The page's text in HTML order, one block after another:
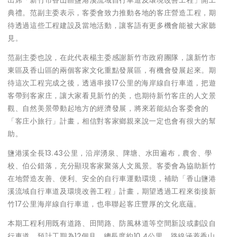
典禮。范副主委表示，客委會致力推動各地的客庄營造工程，期
待透過這些工程建設及當地活動，讓客語有更多機會能被大家聽
見。
范副主委也說，在此代表楊主委感謝新竹市政府團隊，讓新竹市
東區及香山區的兩個客家文化重點發展區，有機會發展起來。期
待這次工程完成之後，透過串接17公里的海岸線自行車道，把遊
客帶到客家庄，讓大家看見新竹的美，也期待新竹客庄的人文景
觀、自然美景帶動起地方的經濟發展，將來若能結合客委會的
「客庄小旅行」計畫，相信對客家鄉親來說一定也會有很大的幫
助。
鹽港溪全長13.43公里，沿岸湧泉、陴塘、水田遍布，農舍、學
校、伯公錯落，充分顯現客家聚落人文風景。客委會為協助新竹
在地營造友善、便利、安全的自行車運動環境，補助「香山鹽港
溪流域自行車道及環境改善工程」計畫，期望透過工程來銜接新
竹17公里海岸線自行車道，也串聯起客庄豐厚的文化底蘊。
本期工程利用既有道路、田間路、防風林道等空間新設或劃設自